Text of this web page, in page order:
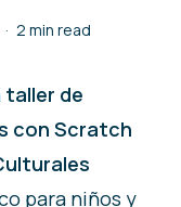
2 min read
taller de
con Scratch
para niños y